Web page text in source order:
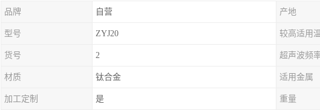
品牌 自营 产地
型号 ZYJ20 较高适用
货号 2 超声波频
材质 钛合金 适用金属
加工定制 是 重量